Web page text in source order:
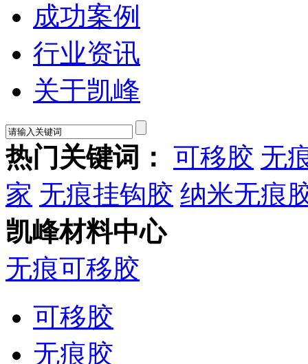
成功案例
行业资讯
关于凯峰
热门关键词： 可移胶 无
家 无痕挂钩胶 纳米无痕
凯峰材料中心
无痕可移胶
可移胶
无痕胶